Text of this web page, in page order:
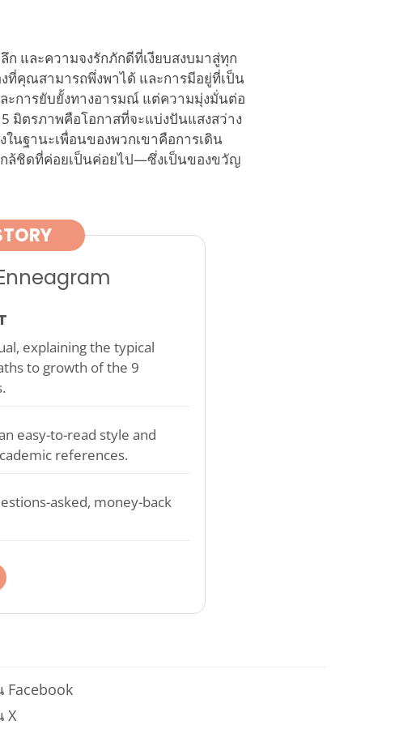
ก และความจงรักภักดีที่เงียบสงบมาสู่ทุก
ที่คุณสามารถพึ่งพาได้ และการมีอยู่ที่เป็น
ะการยับยั้งทางอารมณ์ แต่ความมุ่งมั่นต่อ
มิตรภาพคือโอกาสที่จะแบ่งปันแสงสว่าง
นฐานะเพื่อนของพวกเขาคือการเดิน
กล้ชิดที่ค่อยเป็นค่อยไป—ซึ่งเป็นของขวัญ
explaining the typical
to growth of the 9
easy-to-read style and
references.
asked, money-back
Facebook
X